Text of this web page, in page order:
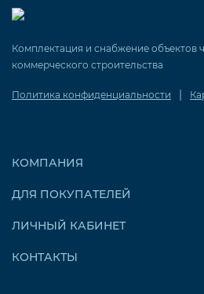
Комплектация и снабжение объектов
коммерческого строительства
Политика конфиденциальности |
КОМПАНИЯ
ДЛЯ ПОКУПАТЕЛЕЙ
ЛИЧНЫЙ КАБИНЕТ
КОНТАКТЫ